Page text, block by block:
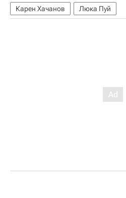
Карен Хачанов Люка Пуй